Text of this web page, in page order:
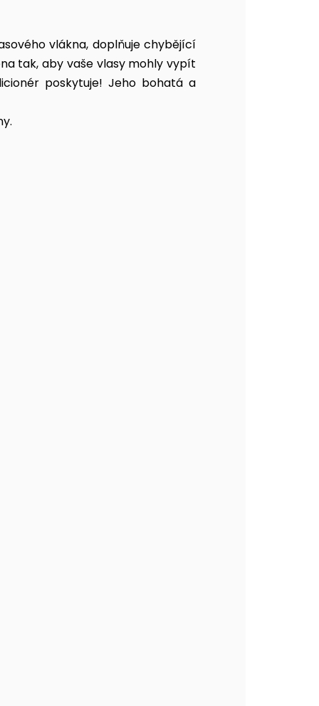
vlákna, doplňuje chybějící
tak, aby vaše vlasy mohly vypít
poskytuje! Jeho bohatá a